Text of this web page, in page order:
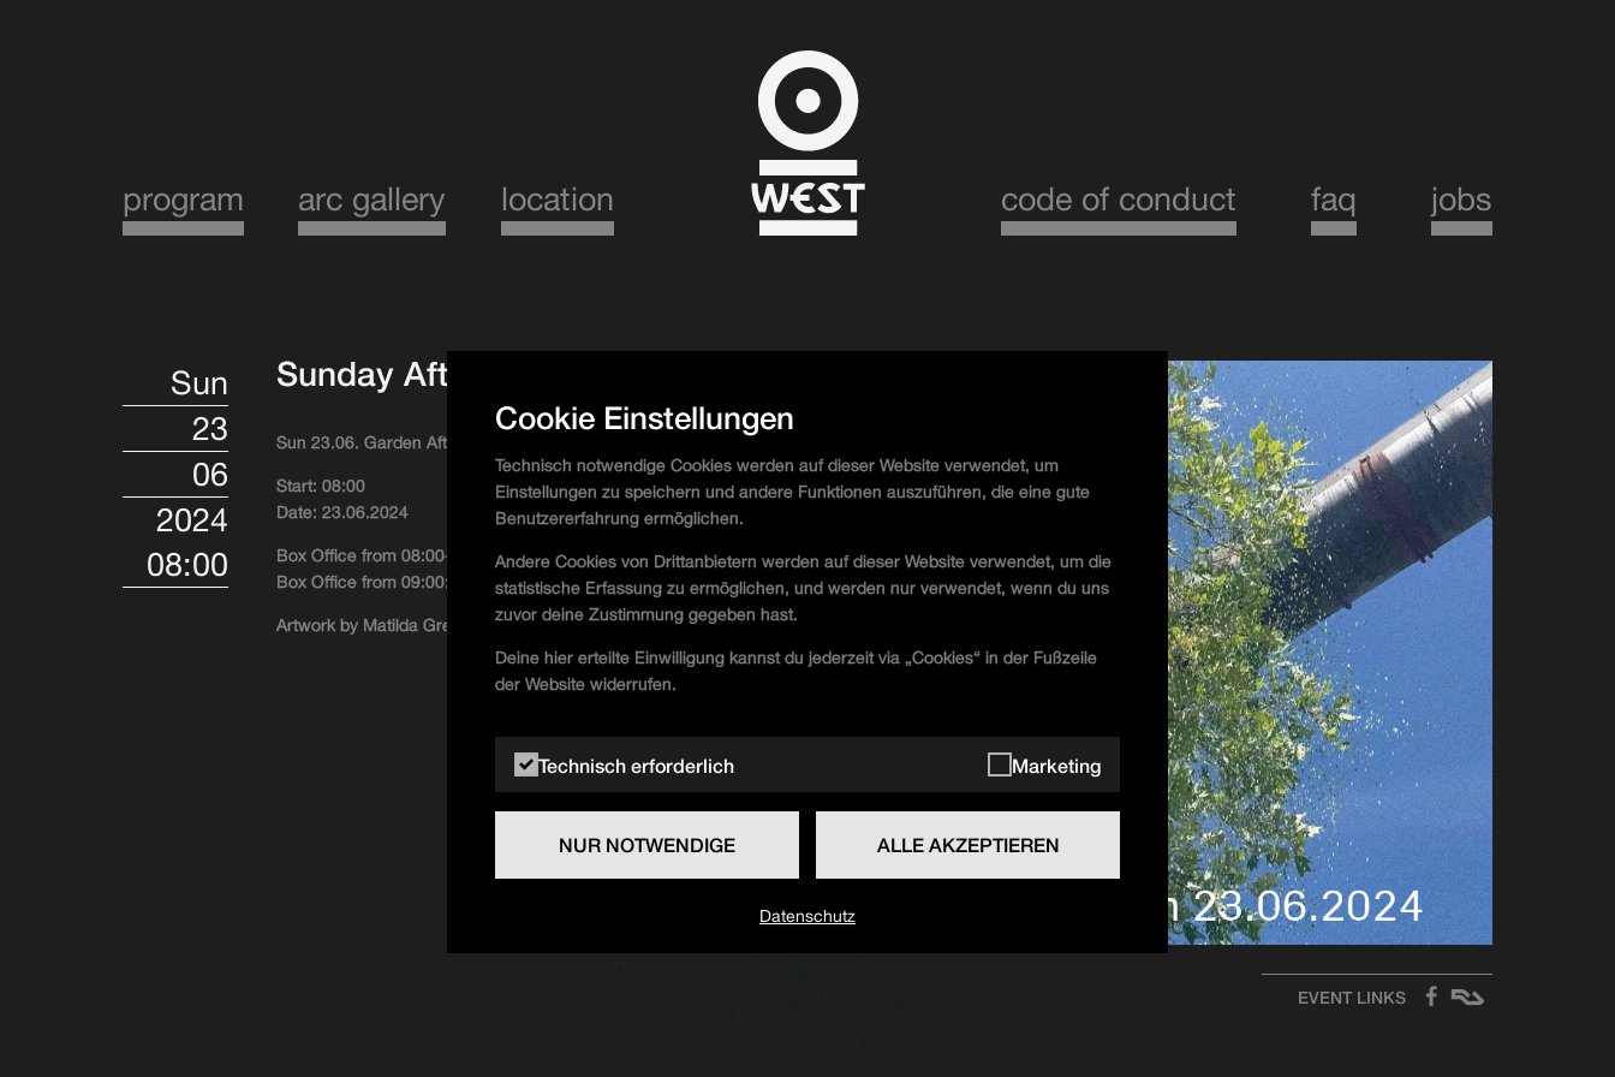
program arc gallery location code of conduct faq jobs
Sun
23
06
2024
08:00
Sunday Afterhour with Plumitaa & ananda priori
Sun 23.06. Garden Afterhour with Plumitaa & ananda priori
Start: 08:00
Date: 23.06.2024
Box Office from 08:00-09:00: 5 €
Box Office from 09:00: 8 €
Artwork by Matilda Greiner
EVENT LINKS
Cookie Einstellungen
Technisch notwendige Cookies werden auf dieser Website verwendet, um
Einstellungen zu speichern und andere Funktionen auszuführen, die eine gute
Benutzererfahrung ermöglichen.
Andere Cookies von Drittanbietern werden auf dieser Website verwendet, um die
statistische Erfassung zu ermöglichen, und werden nur verwendet, wenn du uns
zuvor deine Zustimmung gegeben hast.
Deine hier erteilte Einwilligung kannst du jederzeit via „Cookies“ in der Fußzeile
der Website widerrufen.
Technisch erforderlich Marketing
NUR NOTWENDIGE ALLE AKZEPTIEREN
Datenschutz